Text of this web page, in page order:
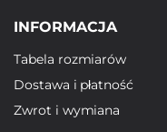
INFORMACJA
Tabela rozmiarów
Dostawa i płatność
Zwrot i wymiana